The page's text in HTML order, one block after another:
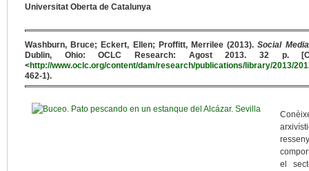
Universitat Oberta de Catalunya
Washburn, Bruce; Eckert, Ellen; Proffitt, Merrilee (2013).Social
Dublin, Ohio: OCLC Research: Agost 2013. 32 p.
<http://www.oclc.org/content/dam/research/publications/library/2013/
462-1).
el